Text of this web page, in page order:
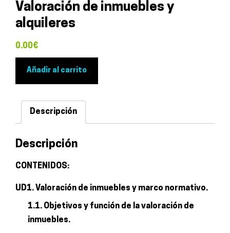
Valoración de inmuebles y
alquileres
0.00€
Añadir al carrito
Descripción
Descripción
CONTENIDOS:
UD1. Valoración de inmuebles y marco normativo.
1.1. Objetivos y función de la valoración de
inmuebles.